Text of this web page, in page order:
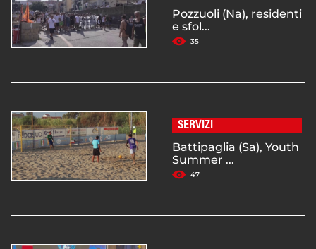
Pozzuoli (Na), residenti
e sfol...
35
SERVIZI
Battipaglia (Sa), Youth
Summer ...
47